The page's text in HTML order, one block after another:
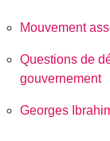
Mouvement
Questions de
gouvernement
Georges